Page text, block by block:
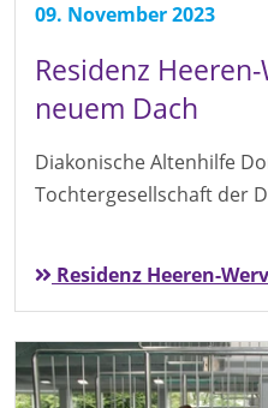
09. November 2023
Residenz
neuem Dach
Diakonische Altenhilfe
Tochtergesellschaft der
Residenz Heeren-